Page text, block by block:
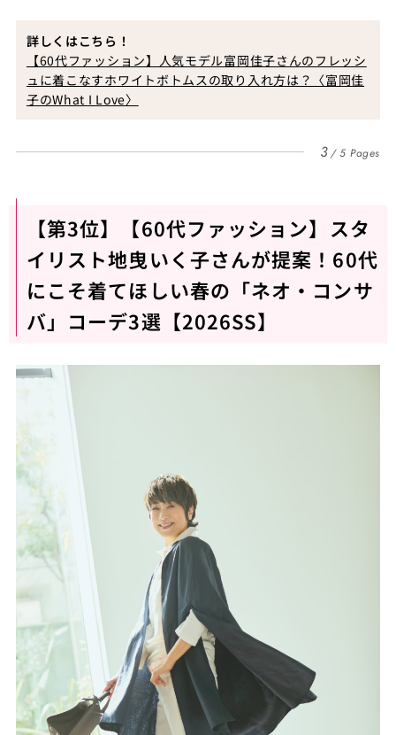
詳しくはこちら！
【60代ファッション】人気モデル富岡佳子さんのフレッシ
ュに着こなすホワイトボトムスの取り入れ方は？〈富岡佳
子のWhat I Love〉
3 5 Pages
【第3位】【60代ファッション】スタ
イリスト地曳いく子さんが提案！60代
にこそ着てほしい春の「ネオ・コンサ
バ」コーデ3選【2026SS】